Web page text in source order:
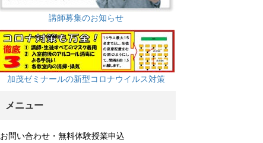
講師募集のお知らせ
加茂ゼミナールの新型コロナウイルス対策
メニュー
お問い合わせ・無料体験授業申込